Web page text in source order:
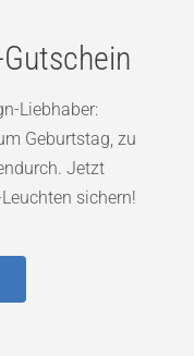
Liebhaber:
Geburtstag, zu
Jetzt
sichern!